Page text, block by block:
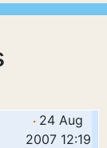
24 Aug
2007 12:19